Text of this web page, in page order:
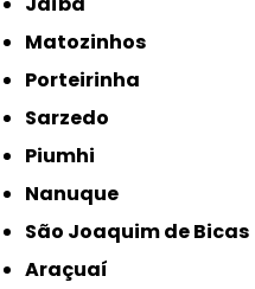
Matozinhos
Porteirinha
Sarzedo
Piumhi
Nanuque
São Joaquim de Bicas
Araçuaí